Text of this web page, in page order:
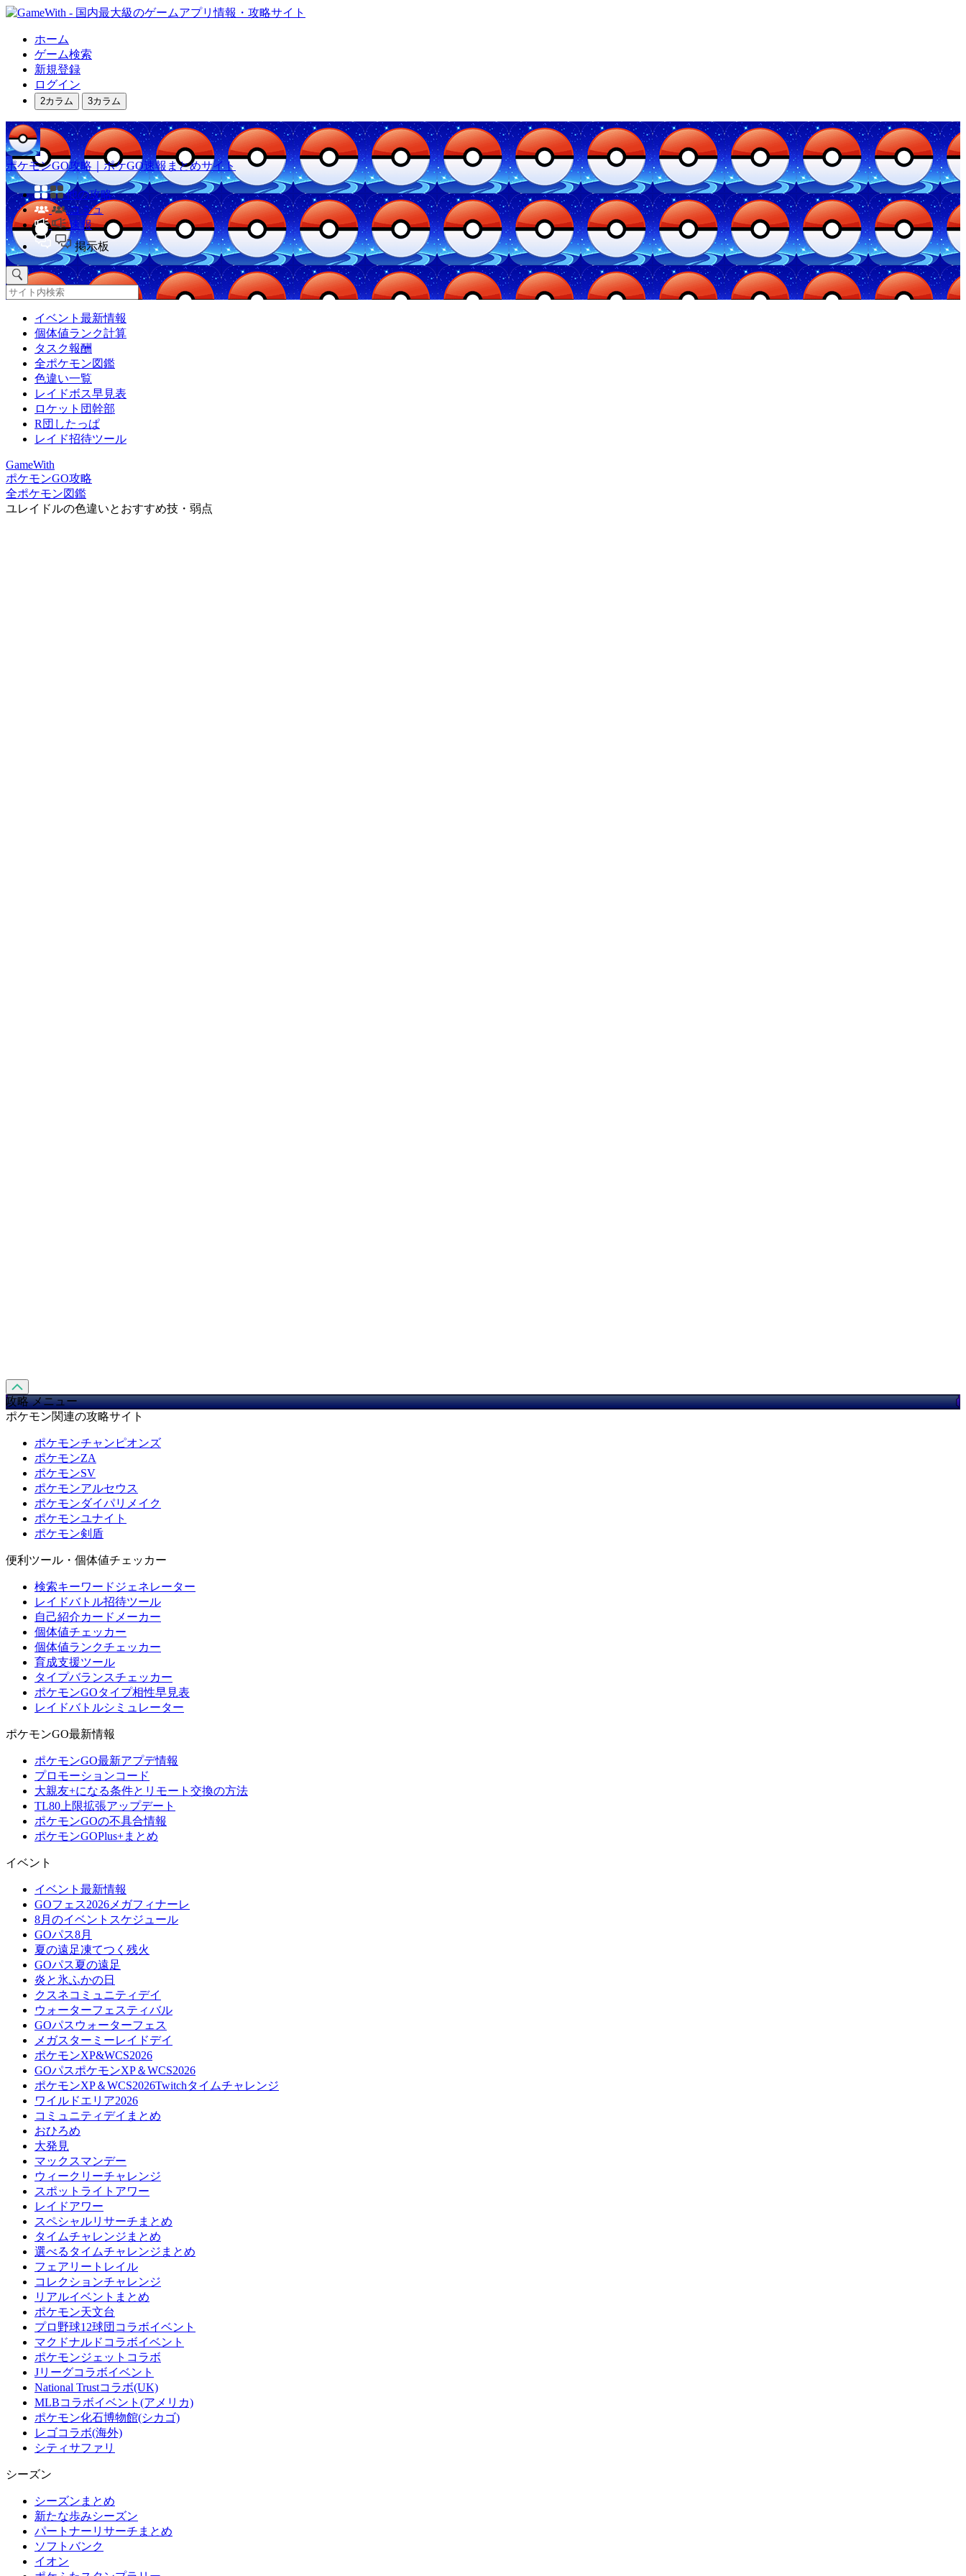
ホーム
ゲーム検索
新規登録
ログイン
2カラム 3カラム
ポケモンGO攻略｜ポケGO速報まとめサイト
他の攻略
コミュ
速報
掲示板
イベント最新情報
個体値ランク計算
タスク報酬
全ポケモン図鑑
色違い一覧
レイドボス早見表
ロケット団幹部
R団したっぱ
レイド招待ツール
GameWith
ポケモンGO攻略
全ポケモン図鑑
ユレイドルの色違いとおすすめ技・弱点
攻略 メニュー
ポケモン関連の攻略サイト
ポケモンチャンピオンズ
ポケモンZA
ポケモンSV
ポケモンアルセウス
ポケモンダイパリメイク
ポケモンユナイト
ポケモン剣盾
便利ツール・個体値チェッカー
検索キーワードジェネレーター
レイドバトル招待ツール
自己紹介カードメーカー
個体値チェッカー
個体値ランクチェッカー
育成支援ツール
タイプバランスチェッカー
ポケモンGOタイプ相性早見表
レイドバトルシミュレーター
ポケモンGO最新情報
ポケモンGO最新アプデ情報
プロモーションコード
大親友+になる条件とリモート交換の方法
TL80上限拡張アップデート
ポケモンGOの不具合情報
ポケモンGOPlus+まとめ
イベント
イベント最新情報
GOフェス2026メガフィナーレ
8月のイベントスケジュール
GOパス8月
夏の遠足凍てつく残火
GOパス夏の遠足
炎と氷ふかの日
クスネコミュニティデイ
ウォーターフェスティバル
GOパスウォーターフェス
メガスターミーレイドデイ
ポケモンXP&WCS2026
GOパスポケモンXP＆WCS2026
ポケモンXP＆WCS2026Twitchタイムチャレンジ
ワイルドエリア2026
コミュニティデイまとめ
おひろめ
大発見
マックスマンデー
ウィークリーチャレンジ
スポットライトアワー
レイドアワー
スペシャルリサーチまとめ
タイムチャレンジまとめ
選べるタイムチャレンジまとめ
フェアリートレイル
コレクションチャレンジ
リアルイベントまとめ
ポケモン天文台
プロ野球12球団コラボイベント
マクドナルドコラボイベント
ポケモンジェットコラボ
Jリーグコラボイベント
National Trustコラボ(UK)
MLBコラボイベント(アメリカ)
ポケモン化石博物館(シカゴ)
レゴコラボ(海外)
シティサファリ
シーズン
シーズンまとめ
新たな歩みシーズン
パートナーリサーチまとめ
ソフトバンク
イオン